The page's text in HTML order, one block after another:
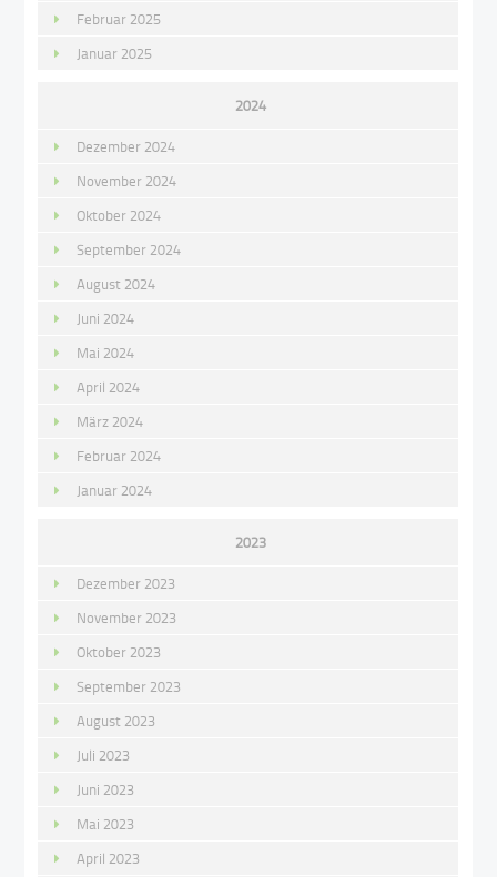
Februar 2025
Januar 2025
2024
Dezember 2024
November 2024
Oktober 2024
September 2024
August 2024
Juni 2024
Mai 2024
April 2024
März 2024
Februar 2024
Januar 2024
2023
Dezember 2023
November 2023
Oktober 2023
September 2023
August 2023
Juli 2023
Juni 2023
Mai 2023
April 2023